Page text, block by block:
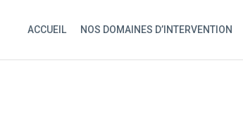
ACCUEIL NOS DOMAINES D’INTERVENTION